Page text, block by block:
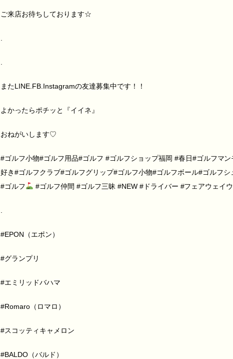
ご来店お待ちしております☆
またLINE.FB.Instagramの友達募集中です！！
よかったらポチッと『イイネ』
おねがいします♡
#ゴルフ小物#ゴルフ用品#ゴルフ #ゴルフショップ福岡 #春日#ゴルフマ
好き#ゴルフクラブ#ゴルフグリップ#ゴルフ小物#ゴルフボール#ゴルフ
#ゴルフ
#ゴルフ仲間 #ゴルフ三昧 #NEW #ドライバー #フェアウェイ
#EPON（エポン）
#グランプリ
#エミリッドバハマ
#Romaro（ロマロ）
#スコッティキャメロン
#BALDO（バルド）